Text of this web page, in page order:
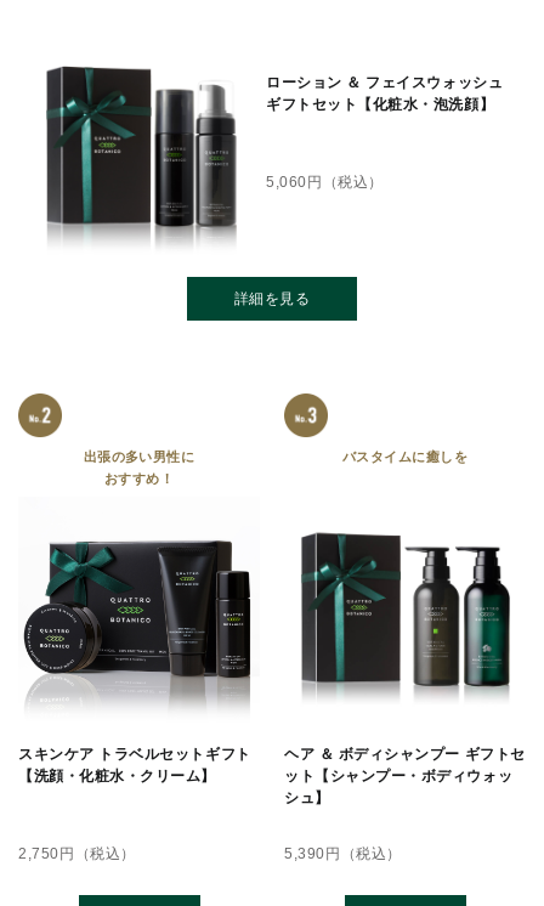
ローション ＆ フェイスウォッシュ
ギフトセット【化粧水・泡洗顔】
5,060 円（税込）
詳細を見る
出張の多い男性に
おすすめ！
スキンケア トラベルセットギフト
【洗顔・化粧水・クリーム】
2,750 円（税込）
バスタイムに癒しを
ヘア ＆ ボディシャンプー ギフトセ
ット【シャンプー・ボディウォッ
シュ】
5,390 円（税込）